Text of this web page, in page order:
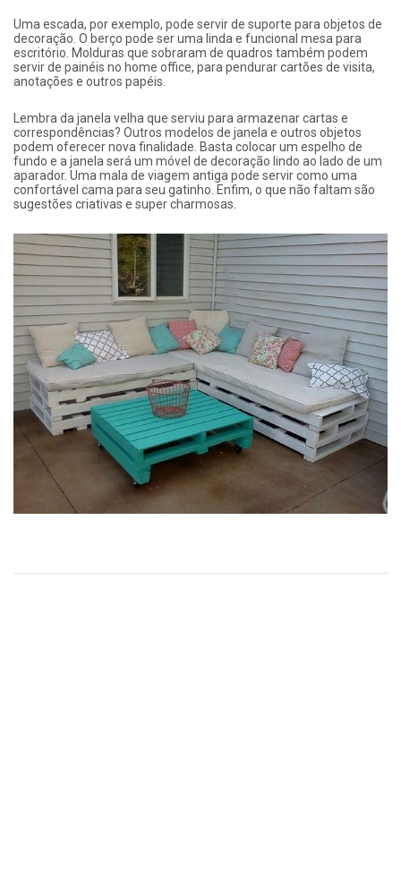
Uma escada, por exemplo, pode servir de suporte para objetos de
decoração. O berço pode ser uma linda e funcional mesa para
escritório. Molduras que sobraram de quadros também podem
servir de painéis no home office, para pendurar cartões de visita,
anotações e outros papéis.
Lembra da janela velha que serviu para armazenar cartas e
correspondências? Outros modelos de janela e outros objetos
podem oferecer nova finalidade. Basta colocar um espelho de
fundo e a janela será um móvel de decoração lindo ao lado de um
aparador. Uma mala de viagem antiga pode servir como uma
confortável cama para seu gatinho. Enfim, o que não faltam são
sugestões criativas e super charmosas.